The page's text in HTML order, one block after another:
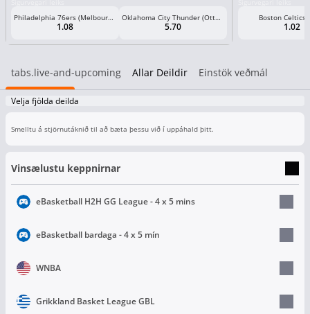
Philadelphia 76ers (Melbourne)
1.08
Oklahoma City Thunder (Ottawa)
5.70
Boston Celtics
1.02
tabs.live-and-upcoming Allar Deildir Einstök veðmál
Velja fjölda deilda
Smelltu á stjörnutáknið til að bæta þessu við í uppáhald þitt.
Vinsælustu keppnirnar
eBasketball H2H GG League - 4 x 5 mins
eBasketball bardaga - 4 x 5 mín
WNBA
Grikkland Basket League GBL